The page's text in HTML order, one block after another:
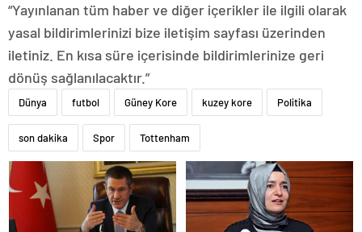
“Yayınlanan tüm haber ve diğer içerikler ile ilgili olarak
yasal bildirimlerinizi bize iletişim sayfası üzerinden
iletiniz. En kısa süre içerisinde bildirimlerinize geri
dönüş sağlanılacaktır.”
Dünya futbol Güney Kore kuzey kore Politika
son dakika Spor Tottenham